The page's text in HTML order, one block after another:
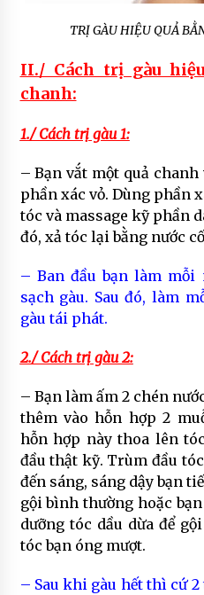
TRỊ GÀU HIỆU QUẢ
II./ Cách trị gàu
chanh:
1./ Cách trị gàu 1:
– Bạn vắt một quả
phần xác vỏ. Dùng phần
tóc và massage kỹ phần
đó, xả tóc lại bằng nước
– Ban đầu bạn làm
sạch gàu. Sau đó, làm
gàu tái phát.
2./ Cách trị gàu 2:
– Bạn làm ấm 2 chén
thêm vào hỗn hợp 2
hỗn hợp này thoa lên
đầu thật kỹ. Trùm đầu
đến sáng, sáng dậy bạn
gội bình thường hoặc
dưỡng tóc dầu dừa để
tóc bạn óng mượt.
– Sau khi gàu hết thì cứ